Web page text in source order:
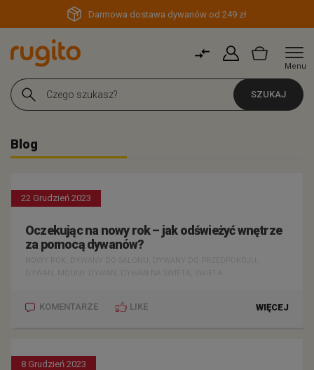
Darmowa dostawa dywanów od 249 zł
Menu
SZUKAJ
Blog
22 Grudzień 2023
Oczekując na nowy rok – jak odświeżyć wnętrze
za pomocą dywanów?
NOWY ROK, DYWANY DO SALONU, DYWANY DO PRZEDPOKOJU,
DYWAN, MODNY DYWAN, DYWAN NA SWIETA, SWIETA
KOMENTARZE LIKE WIĘCEJ
8 Grudzień 2023